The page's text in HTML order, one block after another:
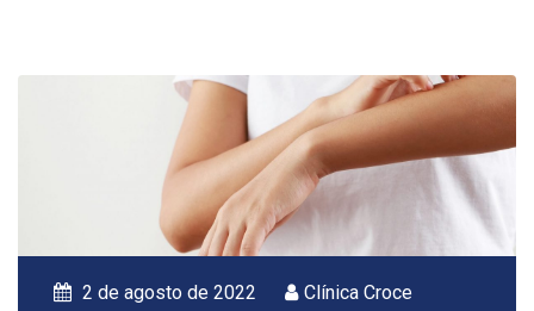
2 de agosto de 2022
Clínica Croce